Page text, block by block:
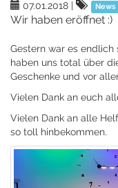
07.01.2018 | News
Wir haben eröffnet :)
Gestern war es endlich
haben uns total über
Geschenke und vor
Vielen Dank an euch
Vielen Dank an alle
so toll hinbekommen.